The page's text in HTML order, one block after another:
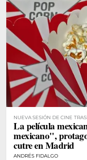
NUEVA SESIÓN DE CINE
La película
mexicano",
cutre en Madrid
ANDRÉS FIDALGO